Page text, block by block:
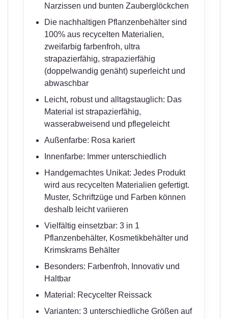
Narzissen und bunten Zauberglöckchen
Die nachhaltigen Pflanzenbehälter sind
100% aus recycelten Materialien,
zweifarbig farbenfroh, ultra
strapazierfähig, strapazierfähig
(doppelwandig genäht) superleicht und
abwaschbar
Leicht, robust und alltagstauglich: Das
Material ist strapazierfähig,
wasserabweisend und pflegeleicht
Außenfarbe: Rosa kariert
Innenfarbe: Immer unterschiedlich
Handgemachtes Unikat: Jedes Produkt
wird aus recycelten Materialien gefertigt.
Muster, Schriftzüge und Farben können
deshalb leicht variieren
Vielfältig einsetzbar: 3 in 1
Pflanzenbehälter, Kosmetikbehälter und
Krimskrams Behälter
Besonders: Farbenfroh, Innovativ und
Haltbar
Material: Recycelter Reissack
Varianten: 3 unterschiedliche Größen auf